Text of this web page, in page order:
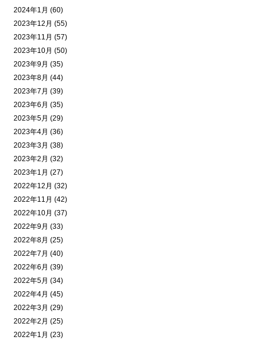
2024年1月 (60)
2023年12月 (55)
2023年11月 (57)
2023年10月 (50)
2023年9月 (35)
2023年8月 (44)
2023年7月 (39)
2023年6月 (35)
2023年5月 (29)
2023年4月 (36)
2023年3月 (38)
2023年2月 (32)
2023年1月 (27)
2022年12月 (32)
2022年11月 (42)
2022年10月 (37)
2022年9月 (33)
2022年8月 (25)
2022年7月 (40)
2022年6月 (39)
2022年5月 (34)
2022年4月 (45)
2022年3月 (29)
2022年2月 (25)
2022年1月 (23)